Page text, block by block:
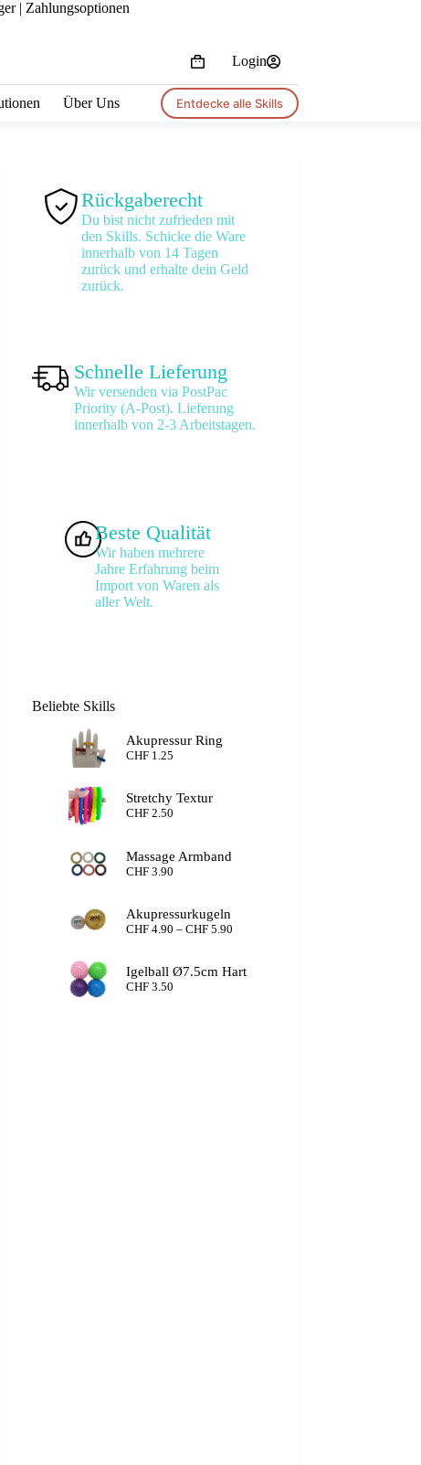
| Zahlungsoptionen
Shopping
cart
Login
Über Uns Entdecke alle Skills
Rückgaberecht
Du bist nicht zufrieden mit
den Skills. Schicke die Ware
innerhalb von 14 Tagen
zurück und erhalte dein Geld
zurück.
Schnelle Lieferung
Wir versenden via PostPac
Priority (A-Post). Lieferung
innerhalb von 2-3 Arbeitstagen.
Beste Qualität
Wir haben mehrere
Jahre Erfahrung beim
Import von Waren als
aller Welt.
Beliebte Skills
Akupressur Ring
CHF 1.25
Stretchy Textur
CHF 2.50
Massage Armband
CHF 3.90
Akupressurkugeln
CHF 4.90 –CHF 5.90
CHF 5.90
Igelball Ø7.5cm Hart
CHF 3.50